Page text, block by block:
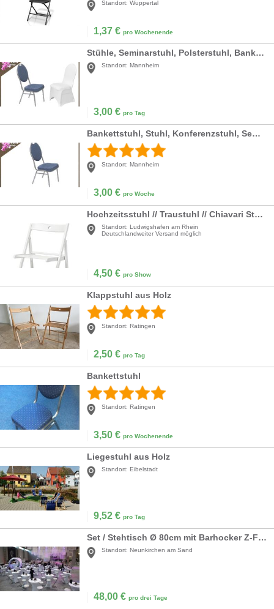
Standort: Wuppertal
1,37 € pro Wochenende
Stühle, Seminarstuhl, Polsterstuhl, Bankettstuhl,
Standort: Mannheim
3,00 € pro Tag
Bankettstuhl, Stuhl, Konferenzstuhl, Seminarstuhl
Standort: Mannheim
3,00 € pro Woche
Hochzeitsstuhl // Traustuhl // Chiavari Stuhl // Crossbackstuhl // weißer Klappstuhl // Holzstuhl // weißer Hochzeitsstuhl
Standort: Ludwigshafen am Rhein
Deutschlandweiter Versand möglich
4,50 € pro Show
Klappstuhl aus Holz
Standort: Ratingen
2,50 € pro Tag
Bankettstuhl
Standort: Ratingen
3,50 € pro Wochenende
Liegestuhl aus Holz
Standort: Eibelstadt
9,52 € pro Tag
Set / Stehtisch Ø 80cm mit Barhocker Z-Form
Standort: Neunkirchen am Sand
48,00 € pro drei Tage